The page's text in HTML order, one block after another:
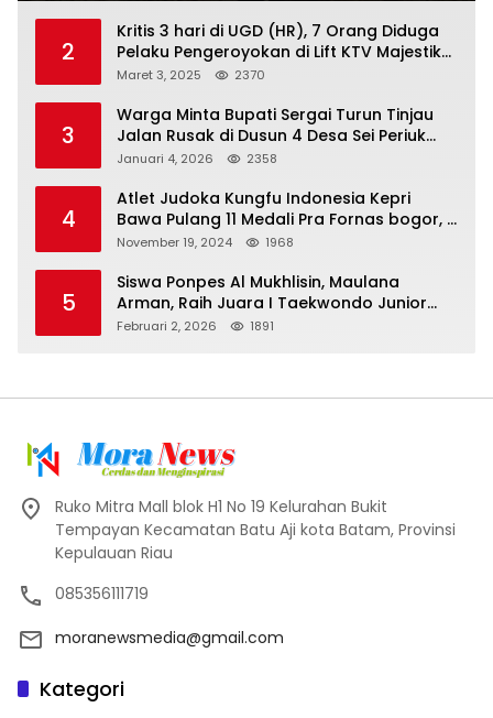
2
Kritis 3 hari di UGD (HR), 7 Orang Diduga
Pelaku Pengeroyokan di Lift KTV Majestik
Melenggang Bebas, Kantor Hukum JAP
Tanjungpinang
Maret 3, 2025 2370
3
Warga Minta Bupati Sergai Turun Tinjau
Jalan Rusak di Dusun 4 Desa Sei Periuk
Serdang Bedagai
Januari 4, 2026 2358
4
Atlet Judoka Kungfu Indonesia Kepri
Bawa Pulang 11 Medali Pra Fornas bogor, 3
Emas dan 8 Perunggu.
November 19, 2024 1968
5
Siswa Ponpes Al Mukhlisin, Maulana
Arman, Raih Juara I Taekwondo Junior
Putra di Riau National Championship 2026
Februari 2, 2026 1891
Ruko Mitra Mall blok H1 No 19 Kelurahan Bukit
Tempayan Kecamatan Batu Aji kota Batam, Provinsi
Kepulauan Riau
085356111719
moranewsmedia@gmail.com
Kategori